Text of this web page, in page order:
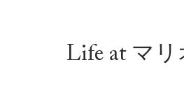
Life at マリ